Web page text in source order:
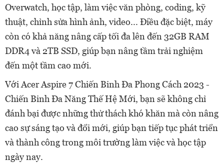
Overwatch, học tập, làm việc văn phòng, coding, kỹ
thuật, chỉnh sửa hình ảnh, video... Điều đặc biệt, máy
còn có khả năng nâng cấp tối đa lên đến 32GB RAM
DDR4 và 2TB SSD, giúp bạn nâng tầm trải nghiệm
đến một tầm cao mới.
Với Acer Aspire 7 Chiến Binh Đa Phong Cách 2023 -
Chiến Binh Đa Năng Thế Hệ Mới, bạn sẽ không chỉ
đánh bại được những thử thách khó khăn mà còn nâng
cao sự sáng tạo và đổi mới, giúp bạn tiếp tục phát triển
và thành công trong môi trường làm việc và học tập
ngày nay.